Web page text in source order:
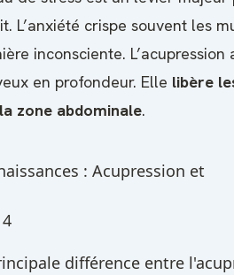
L’anxiété crispe souvent les
inconsciente. L’acupression
en profondeur. Elle libère
zone abdominale.
: Acupression et
différence entre